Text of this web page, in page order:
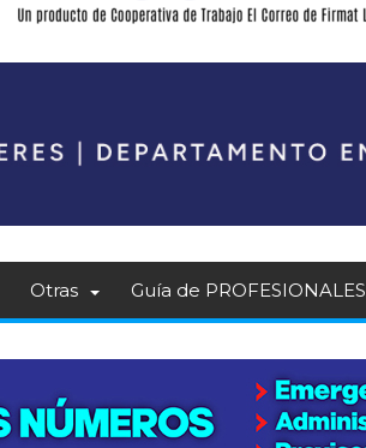
Otras Guía de PROFESIONALES